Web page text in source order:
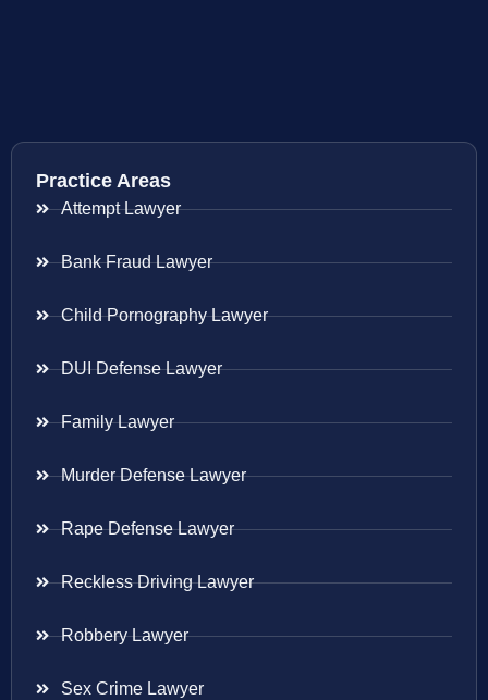
Practice Areas
Attempt Lawyer
Bank Fraud Lawyer
Child Pornography Lawyer
DUI Defense Lawyer
Family Lawyer
Murder Defense Lawyer
Rape Defense Lawyer
Reckless Driving Lawyer
Robbery Lawyer
Sex Crime Lawyer